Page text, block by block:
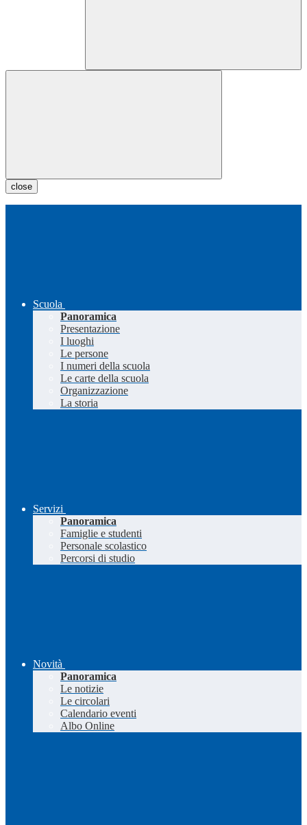
close
Scuola
Panoramica
Presentazione
I luoghi
Le persone
I numeri della scuola
Le carte della scuola
Organizzazione
La storia
Servizi
Panoramica
Famiglie e studenti
Personale scolastico
Percorsi di studio
Novità
Panoramica
Le notizie
Le circolari
Calendario eventi
Albo Online